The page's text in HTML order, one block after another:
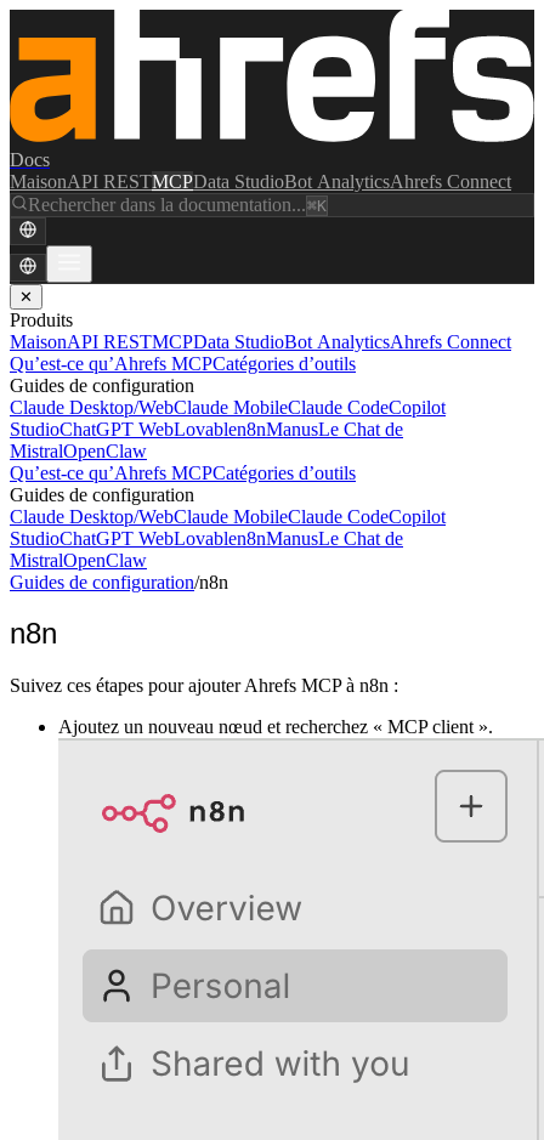
Docs
MaisonAPI RESTMCPData StudioBot AnalyticsAhrefs Connect
Rechercher dans la documentation...⌘K
✕
Produits
MaisonAPI RESTMCPData StudioBot AnalyticsAhrefs Connect
Qu’est-ce qu’Ahrefs MCPCatégories d’outils
Guides de configuration
Claude Desktop/WebClaude MobileClaude CodeCopilot
StudioChatGPT WebLovablen8nManusLe Chat de
MistralOpenClaw
Qu’est-ce qu’Ahrefs MCPCatégories d’outils
Guides de configuration
Claude Desktop/WebClaude MobileClaude CodeCopilot
StudioChatGPT WebLovablen8nManusLe Chat de
MistralOpenClaw
Guides de configuration/n8n
n8n
Suivez ces étapes pour ajouter Ahrefs MCP à n8n :
Ajoutez un nouveau nœud et recherchez « MCP client ».